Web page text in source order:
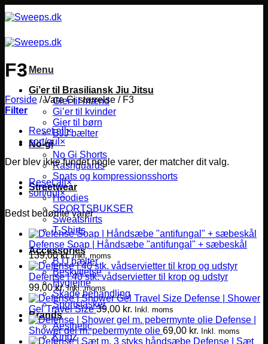
til
Menu
Gi’er til Brasiliansk Jiu Jitsu
Gier til mænd
Gi’er til kvinder
Gier til børn
BJJ bælter
No-gi
No Gi Shorts
Rashguards
Spats og kompressionsshorts
Streetwear
Hoodies
SPORTSBUKSER
Sweatshirts
T-Shirts
Accessories
BJJ bælter
Beskyttelse
Hygiejne
Skade behandling
Sportstasker
Brands
Aesthetic
Kingz
F3
Forside /Vare Gi størrelse /F3
Filter
Reset all×
sort/gul ×
Der blev ikke fundet nogle varer, der matcher dit valg.
Reset all×
sort/gul×
Bedst bedømte varer
Defense Soap | Håndsæbe "antifungal" + sæbeskål
139,00kr. Inkl. moms
Defense | 40 stk. vådservietter til krop og udstyr
99,00kr. Inkl. moms
Defense | Shower
Gel Travel Size 39,00 kr. Inkl. moms
Defense |
Shower gel m. pebermynte olie 69,00 kr. Inkl. moms
Defense | Sæt